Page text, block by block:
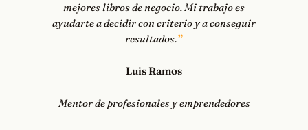
mejores libros de negocio. Mi trabajo es
ayudarte a decidir con criterio y a conseguir
resultados.
Luis Ramos
Mentor de profesionales y emprendedores